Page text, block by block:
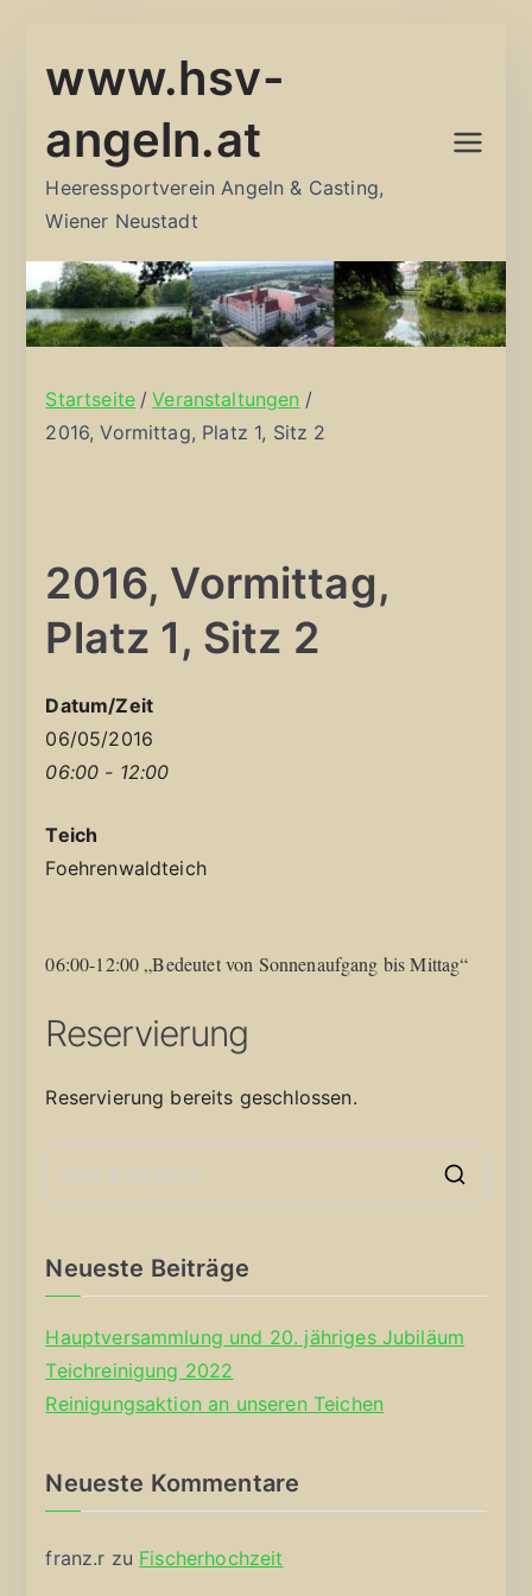
Inhalt
www.hsv-
angeln.at
Heeressportverein Angeln & Casting,
Wiener Neustadt
Startseite
Veranstaltungen
2016, Vormittag, Platz 1, Sitz 2
2016, Vormittag,
Platz 1, Sitz 2
Datum/Zeit
06/05/2016
06:00 - 12:00
Teich
Foehrenwaldteich
06:00-12:00 „Bedeutet von Sonnenaufgang bis Mittag“
Reservierung
Reservierung bereits geschlossen.
Neueste Beiträge
Hauptversammlung und 20. jähriges Jubiläum
Teichreinigung 2022
Reinigungsaktion an unseren Teichen
Neueste Kommentare
franz.r zu Fischerhochzeit